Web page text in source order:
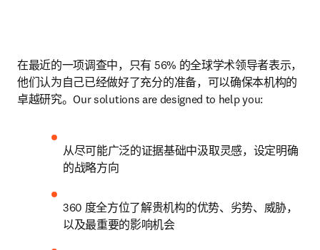
在最近的一项调查中，只有 56% 的全球学术领导者表示，
他们认为自己已经做好了充分的准备，可以确保本机构的
卓越研究。Our solutions are designed to help you:
从尽可能广泛的证据基础中汲取灵感，设定明确
的战略方向
360 度全方位了解贵机构的优势、劣势、威胁，
以及最重要的影响机会